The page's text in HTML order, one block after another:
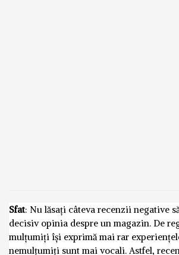
Sfat: Nu lăsați câteva recenzii negative
decisiv opinia despre un magazin. De
mulțumiți își exprimă mai rar
nemulțumiți sunt mai vocali. Astfel,